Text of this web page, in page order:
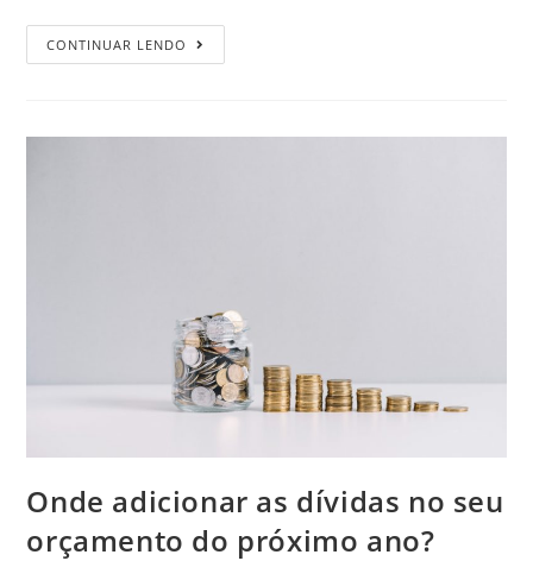
CONTINUAR LENDO
Onde adicionar as dívidas no seu
orçamento do próximo ano?